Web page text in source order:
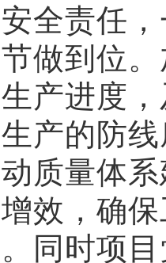
全责任
做到位
产进度
产的防
质量体
效，确
同时项